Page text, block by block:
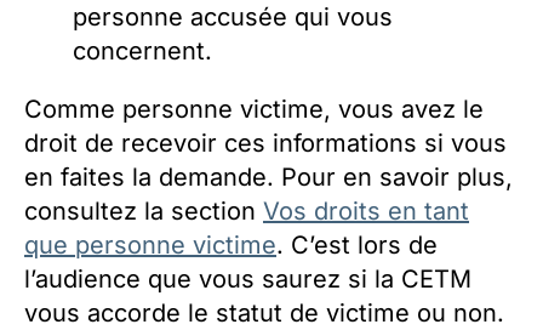
personne accusée qui vous
concernent.
Comme personne victime, vous avez le
droit de recevoir ces informations si vous
en faites la demande. Pour en savoir plus,
consultez la section Vos droits en tant
que personne victime. C’est lors de
l’audience que vous saurez si la CETM
vous accorde le statut de victime ou non.